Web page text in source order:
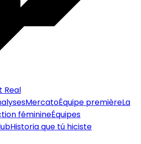
Real
MercatoÉquipe premièreLa
féminineÉquipes
Historia que tú hiciste